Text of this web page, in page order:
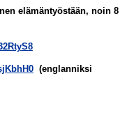
elämäntyöstään, noin 8
(englanniksi